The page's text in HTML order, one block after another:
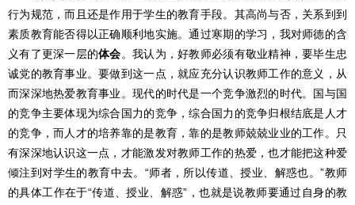
行为规范，而且还是作用于学生的教育手段。其高尚与否，关系到到
素质教育能否得以正确顺利地实施。通过寒期的学习，我对师德的含
义有了更深一层的体会。我认为，好教师必须有敬业精神，要毕生忠
诚党的教育事业。要做到这一点，就应充分认识教师工作的意义，从
而深深地热爱教育事业。现代的时代是一个竞争激烈的时代。国与国
的竞争主要体现为综合国力的竞争，综合国力的竞争归根结底是人才
的竞争，而人才的培养靠的是教育，靠的是教师兢兢业业的工作。只
有深深地认识这一点，才能激发对教师工作的热爱，也才能把这种爱
倾注到对学生的教育中去。“师者，所以传道、授业、解惑也。”教师
的具体工作在于“传道、授业、解惑”，也就是说教师要通过自身的教